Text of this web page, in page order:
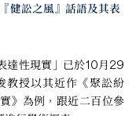
健訟之風』話語及其表
達性現實」已於10月29
教授以其近作《聚訟紛
》為例，跟近二百位參